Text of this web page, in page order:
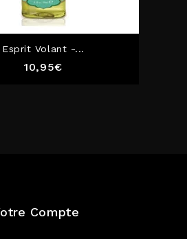
Esprit Volant -...
10,95€Prix
Compte